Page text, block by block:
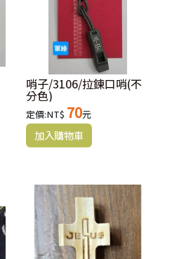
哨子/3106/拉鍊口哨(不
分色)
定價:NT$ 70元